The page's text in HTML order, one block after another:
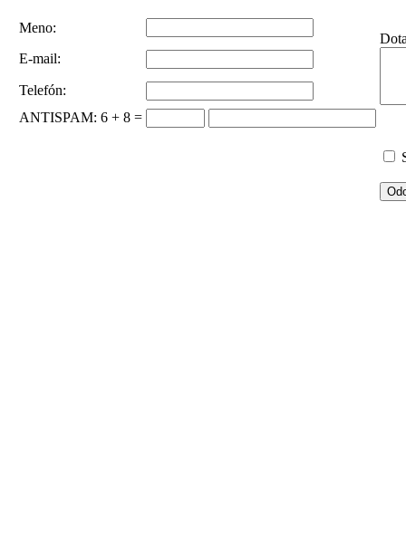
Meno:
E-mail:
Telefón:
ANTISPAM: 6 + 8 =